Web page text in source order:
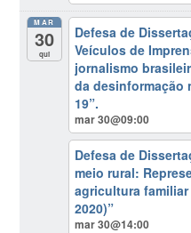
MAR
30
qui
Defesa de
Veículos de
jornalismo
da desinformação
19”.
mar 30@09:00
Defesa de
meio rural:
agricultura familiar
2020)”
mar 30@14:00